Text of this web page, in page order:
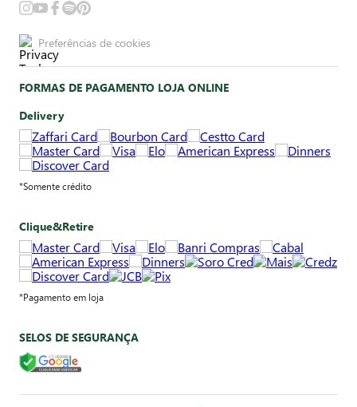
Preferências de cookies
FORMAS DE PAGAMENTO LOJA ONLINE
Delivery
*Somente crédito
Clique&Retire
*Pagamento em loja
SELOS DE SEGURANÇA